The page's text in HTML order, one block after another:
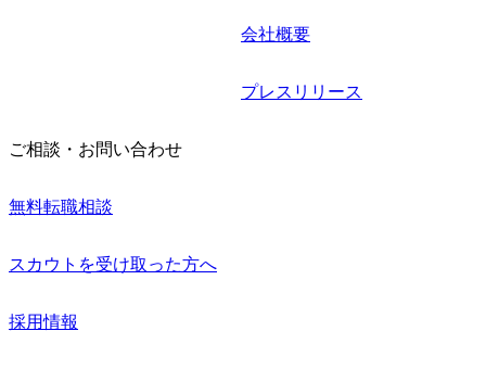
会社概要
プレスリリース
ご相談・お問い合わせ
無料転職相談
スカウトを受け取った方へ
採用情報